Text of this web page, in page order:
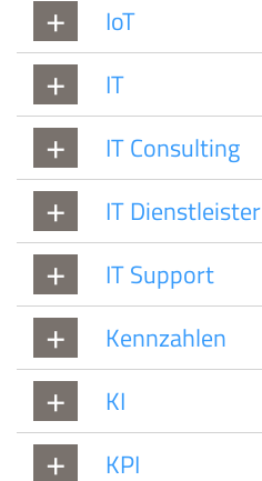
IoT
IT
IT Consulting
IT Dienstleister
IT Support
Kennzahlen
KI
KPI